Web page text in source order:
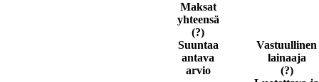
Maksat
yhteensä
(?)
Suuntaa
antava
arvio
Vastuullinen
lainaaja
(?)